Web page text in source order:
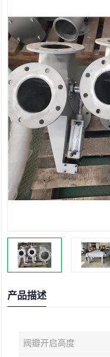
产品描述
阀瓣开启高度